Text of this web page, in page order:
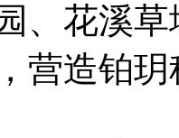
、花溪
营造铂玥